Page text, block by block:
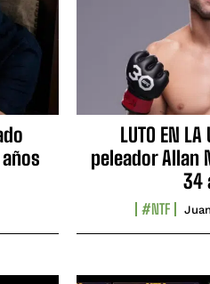
LUTO EN
peleador Allan
34
#NTF